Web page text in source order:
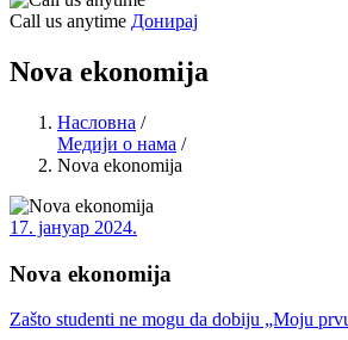
Call us anytime Донирај
Nova ekonomija
Насловна /
Медији о нама /
Nova ekonomija
17. јануар 2024.
Nova ekonomija
Zašto studenti ne mogu da dobiju „Moju